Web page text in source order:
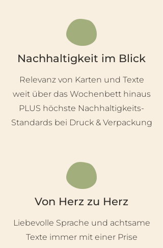
Nachhaltigkeit im Blick
Relevanz von Karten und Texte
weit über das Wochenbett hinaus
PLUS höchste Nachhaltigkeits-
Standards bei Druck & Verpackung
Von Herz zu Herz
Liebevolle Sprache und achtsame
Texte immer mit einer Prise